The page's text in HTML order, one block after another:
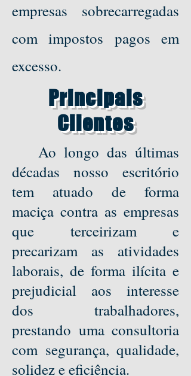
empresas sobrecarregadas
com impostos pagos em
excesso.
Principais
Clientes
Ao longo das últimas
décadas nosso escritório
tem atuado de forma
maciça contra as empresas
que terceirizam e
precarizam as atividades
laborais, de forma ilícita e
prejudicial aos interesse
dos trabalhadores,
prestando uma consultoria
com segurança, qualidade,
solidez e eficiência.